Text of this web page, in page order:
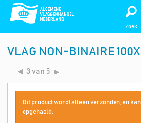
Zoek
VLAG NON-BINAIRE
3 van 5
Dit product wordt alleen verzonden, en
opgehaald.